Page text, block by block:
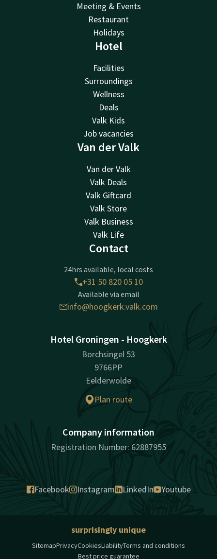
Meeting & Events
Restaurant
Holidays
Hotel
Facilities
Surroundings
Wellness
Deals
Valk Kids
Job vacancies
Van der Valk
Van der Valk
Valk Deals
Valk Giftcard
Valk Store
Valk Business
Valk Life
Contact
24hrs available, local costs
+31 50 820 05 10
Available via email
info@hoogkerk.valk.com
Hotel Groningen - Hoogkerk
Borchsingel 53
9766PP
Eelderwolde
Plan route
Company information
Registration Number: 62887955
Facebook Instagram LinkedIn Youtube
surprisingly unique
SitemapPrivacyCookiesLiabilityTerms and conditions
Best price guarantee